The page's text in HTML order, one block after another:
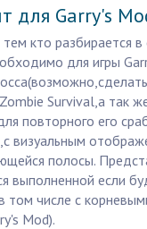
для Garry's
кто разбирается
для игры
Survival,а так
повторного его
визуальным
полосы.
выполненной если
том числе с
Mod).